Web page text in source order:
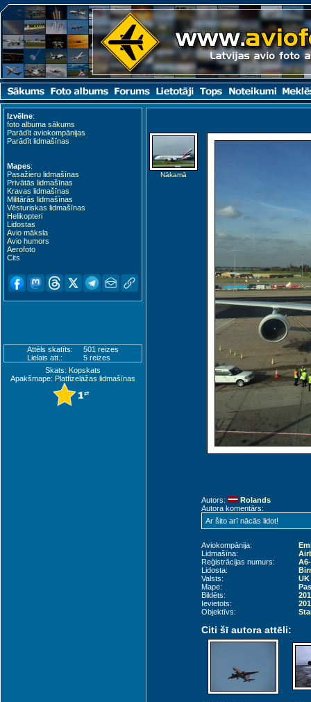
Izvēlne:
foto albuma sākums
Parādīt aviokompānijas
Parādīt lidmašīnas
Mapes:
Pasažieru lidmašīnas
Privātās lidmašīnas
Kravas lidmašīnas
Militārās lidmašīnas
Vēsturiskas lidmašīnas
Helikopteri
Lidostas
Avio māksla
Avio humors
Aerofoto
Cits
Attēls skatīts:
501 reizes
Lielais att.:
5 reizes
Skats: Kopskats
Apakšmape: Platfizelāžas lidmašīnas
Nākamā
Autors:
Rolands
Autora komentārs:
Ar šito arī nācās lidot!
Aviokompānija:
Lidmašīna:
Reģistrācijas numurs:
Lidosta:
Valsts:
Mape:
Bildēts:
Ievietots:
Objektīvs:
Citi šī autora attēli: